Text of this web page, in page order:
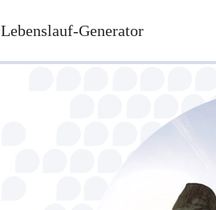
Lebenslauf-Generator